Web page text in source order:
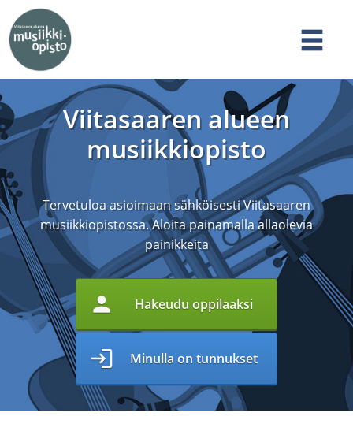
Viitasaaren alueen
musiikkiopisto
Tervetuloa asioimaan sähköisesti Viitasaaren
musiikkiopistossa. Aloita painamalla allaolevia
painikkeita
person Hakeudu oppilaaksi
login Minulla on tunnukset